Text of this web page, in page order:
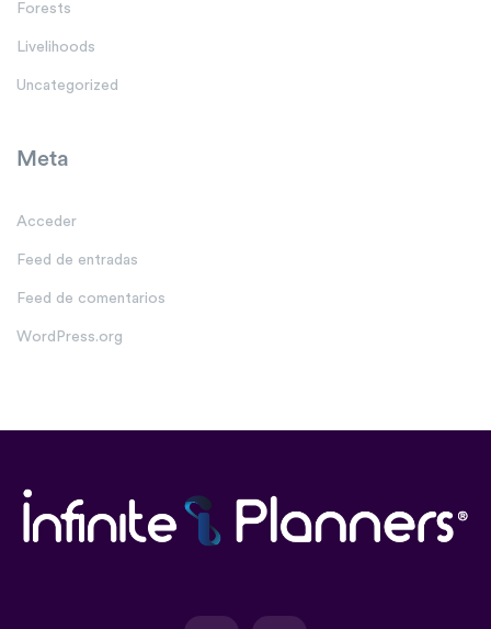
Forests
Livelihoods
Uncategorized
Meta
Acceder
Feed de entradas
Feed de comentarios
WordPress.org